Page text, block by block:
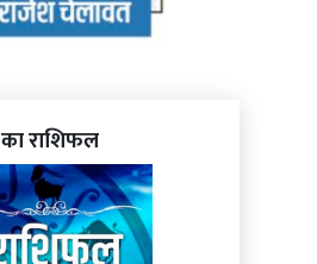
का राशिफल